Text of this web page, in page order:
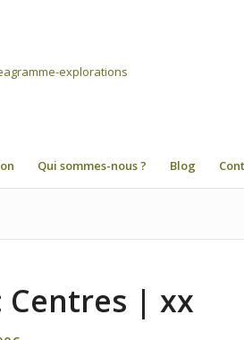
Qui sommes-nous ? Blog
Centres | xx